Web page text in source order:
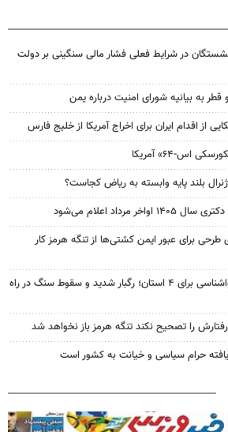
در شرایط فعلی فشار مالی سنگینی بر دولت
به بیانیه شورای امنیت درباره یمن
از اقدام ایران برای اخراج آمریکا از خلیج فارس
اس-۶۴» آمریکا
بلند پایه وابسته به ریاض کجاست؟
مرداد اعلام می‌شود
برای عبور ایمن کشتی‌ها از تنگه هرمز کار
هشدار نارنجی هواشناسی برای ۴ استان؛ رگبار شدید و سقوط سنگ در راه
رفتارش را تصحیح نکند تنگه هرمز باز نخواهد شد
حرام سیاسی و خیانت به کشور است